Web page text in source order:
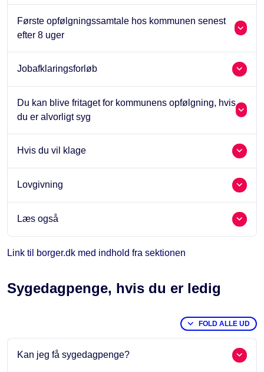
Første opfølgningssamtale hos kommunen senest
efter 8 uger
Jobafklaringsforløb
Du kan blive fritaget for kommunens opfølgning, hvis
du er alvorligt syg
Hvis du vil klage
Lovgivning
Læs også
Link til borger.dk med indhold fra sektionen
Sygedagpenge, hvis du er ledig
FOLD ALLE UD
Kan jeg få sygedagpenge?